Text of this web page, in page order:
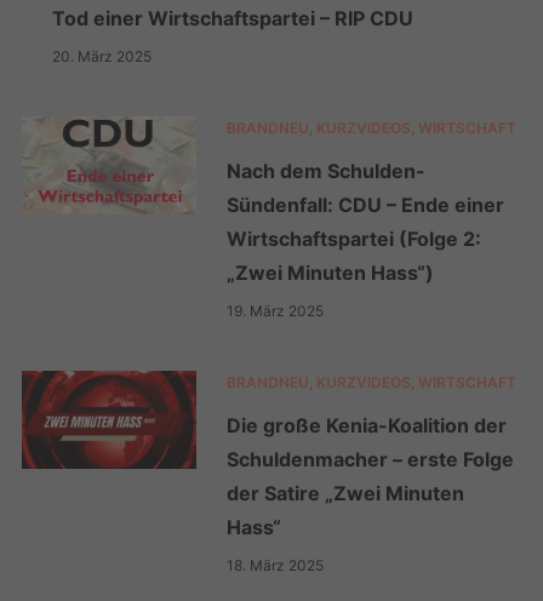
Tod einer Wirtschaftspartei – RIP CDU
20. März 2025
BRANDNEU KURZVIDEOS WIRTSCHAFT
Nach dem Schulden-
Sündenfall: CDU – Ende einer
Wirtschaftspartei (Folge 2:
„Zwei Minuten Hass“)
19. März 2025
BRANDNEU KURZVIDEOS WIRTSCHAFT
Die große Kenia-Koalition der
Schuldenmacher – erste Folge
der Satire „Zwei Minuten
Hass“
18. März 2025